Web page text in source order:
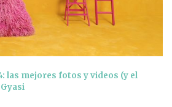
las mejores fotos y videos (y el